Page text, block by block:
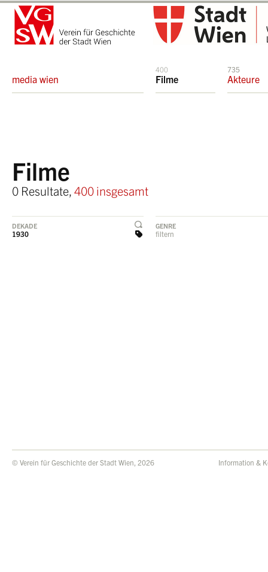
media wien
400
Filme
735
Akteure
Filme
0 Resultate, 400 insgesamt
DEKADE
1930
GENRE
filtern
© Verein für Geschichte der Stadt Wien, 2026 Information &